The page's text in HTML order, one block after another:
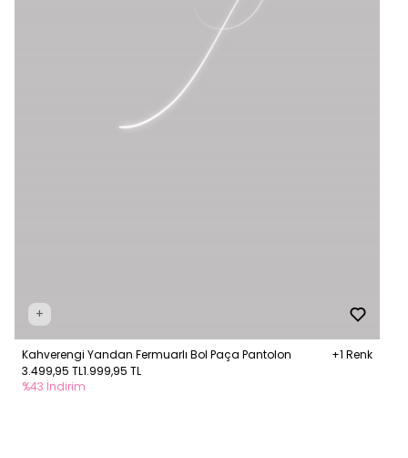
+
Kahverengi Yandan Fermuarlı Bol Paça Pantolon
+1 Renk
3.499,95 TL1.999,95 TL
%43 İndirim